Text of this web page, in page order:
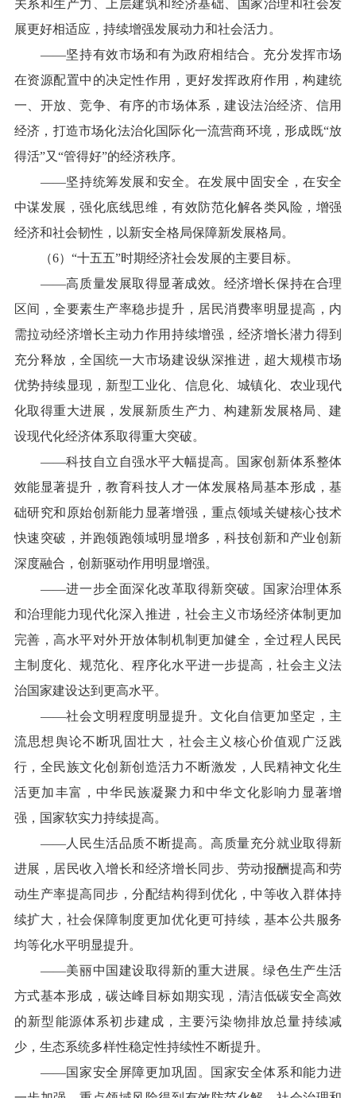
关系和生产力、上层建筑和经济基础、国家治理和社会发
展更好相适应，持续增强发展动力和社会活力。
——坚持有效市场和有为政府相结合。充分发挥市场
在资源配置中的决定性作用，更好发挥政府作用，构建统
一、开放、竞争、有序的市场体系，建设法治经济、信用
经济，打造市场化法治化国际化一流营商环境，形成既“放
得活”又“管得好”的经济秩序。
——坚持统筹发展和安全。在发展中固安全，在安全
中谋发展，强化底线思维，有效防范化解各类风险，增强
经济和社会韧性，以新安全格局保障新发展格局。
（6）“十五五”时期经济社会发展的主要目标。
——高质量发展取得显著成效。经济增长保持在合理
区间，全要素生产率稳步提升，居民消费率明显提高，内
需拉动经济增长主动力作用持续增强，经济增长潜力得到
充分释放，全国统一大市场建设纵深推进，超大规模市场
优势持续显现，新型工业化、信息化、城镇化、农业现代
化取得重大进展，发展新质生产力、构建新发展格局、建
设现代化经济体系取得重大突破。
——科技自立自强水平大幅提高。国家创新体系整体
效能显著提升，教育科技人才一体发展格局基本形成，基
础研究和原始创新能力显著增强，重点领域关键核心技术
快速突破，并跑领跑领域明显增多，科技创新和产业创新
深度融合，创新驱动作用明显增强。
——进一步全面深化改革取得新突破。国家治理体系
和治理能力现代化深入推进，社会主义市场经济体制更加
完善，高水平对外开放体制机制更加健全，全过程人民民
主制度化、规范化、程序化水平进一步提高，社会主义法
治国家建设达到更高水平。
——社会文明程度明显提升。文化自信更加坚定，主
流思想舆论不断巩固壮大，社会主义核心价值观广泛践
行，全民族文化创新创造活力不断激发，人民精神文化生
活更加丰富，中华民族凝聚力和中华文化影响力显著增
强，国家软实力持续提高。
——人民生活品质不断提高。高质量充分就业取得新
进展，居民收入增长和经济增长同步、劳动报酬提高和劳
动生产率提高同步，分配结构得到优化，中等收入群体持
续扩大，社会保障制度更加优化更可持续，基本公共服务
均等化水平明显提升。
——美丽中国建设取得新的重大进展。绿色生产生活
方式基本形成，碳达峰目标如期实现，清洁低碳安全高效
的新型能源体系初步建成，主要污染物排放总量持续减
少，生态系统多样性稳定性持续性不断提升。
——国家安全屏障更加巩固。国家安全体系和能力进